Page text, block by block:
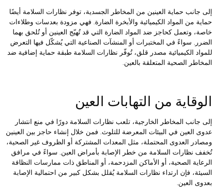
جانب حماية العينين من المخاطر الجسدية، توفر نظارات السلامة أيضًا
من المواد الكيميائية والأبخرة الضارة. فهي مزودة بعدسات وطلاءات
وتعمل كحاجز ضد المواد الضارة التي قد تُهيّج العينين أو تُلحق بهما
سواءً في المختبرات أو المنشآت الصناعية التي يُشكّل فيها التعرض
الكيميائية مصدر قلق، تُوفّر نظارات السلامة طبقة حماية إضافية ضد
الصحية المتعلقة بالعين.
من التهابات العين
جانب المخاطر الخارجية، تلعب نظارات السلامة دورًا في منع انتشار
العين في البيئات المعرضة للتلوث. فمن خلال إنشاء حاجز بين العينين
العدوى المحتملة، مثل المعدات المشتركة أو الظروف غير الصحية،
نظارات السلامة من خطر الإصابة بأمراض العين. سواءً في مرافق
الصحية، أو الأماكن المزدحمة، أو المناطق ذات ممارسات النظافة
فإن ارتداء نظارات السلامة يُقلل بشكل كبير من احتمالية الإصابة
العين.